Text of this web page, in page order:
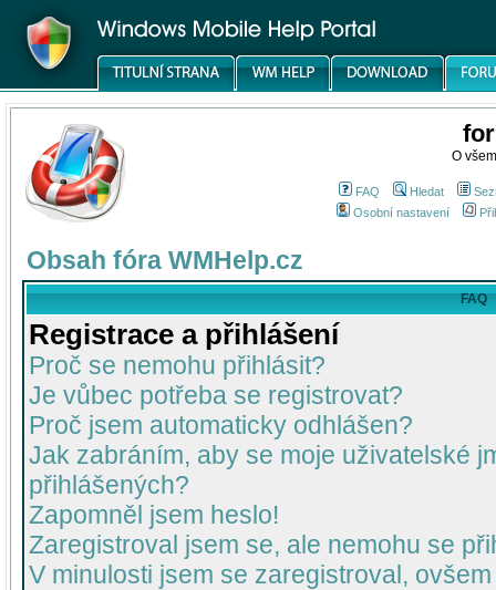
O
FAQ Hledat
Osobní nastavení
Obsah fóra WMHelp.cz
FAQ
Registrace a přihlášení
Proč se nemohu přihlásit?
Je vůbec potřeba se registrovat?
Proč jsem automaticky odhlášen?
Jak zabráním, aby se moje uživatelské
přihlášených?
Zapomněl jsem heslo!
Zaregistroval jsem se, ale nemohu se
V minulosti jsem se zaregistroval,